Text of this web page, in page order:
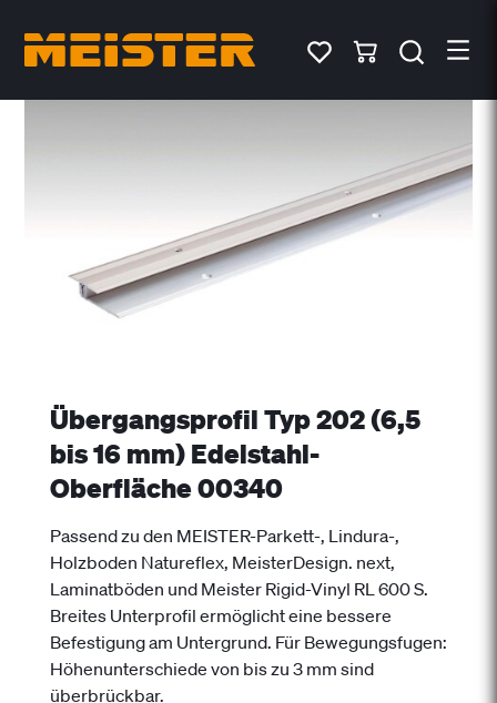
Übergangsprofil Typ 202 (6,5
bis 16 mm) Edelstahl-
Oberfläche 00340
Passend zu den MEISTER-Parkett-, Lindura-,
Holzboden Natureflex, MeisterDesign. next,
Laminatböden und Meister Rigid-Vinyl RL 600 S.
Breites Unterprofil ermöglicht eine bessere
Befestigung am Untergrund. Für Bewegungsfugen:
Höhenunterschiede von bis zu 3 mm sind
überbrückbar.